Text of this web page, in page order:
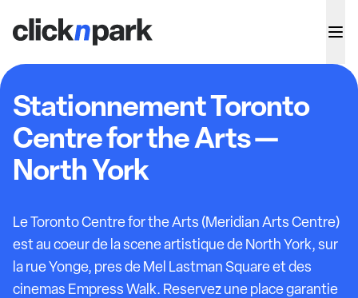
Stationnement Toronto
Centre for the Arts —
North York
Le Toronto Centre for the Arts (Meridian Arts Centre)
est au coeur de la scene artistique de North York, sur
la rue Yonge, pres de Mel Lastman Square et des
cinemas Empress Walk. Reservez une place garantie